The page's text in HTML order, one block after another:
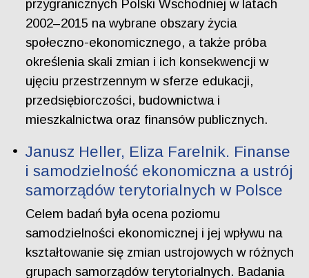
przygranicznych Polski Wschodniej w latach
2002–2015 na wybrane obszary życia
społeczno-ekonomicznego, a także próba
określenia skali zmian i ich konsekwencji w
ujęciu przestrzennym w sferze edukacji,
przedsiębiorczości, budownictwa i
mieszkalnictwa oraz finansów publicznych.
Janusz Heller, Eliza Farelnik. Finanse
i samodzielność ekonomiczna a ustrój
samorządów terytorialnych w Polsce
Celem badań była ocena poziomu
samodzielności ekonomicznej i jej wpływu na
kształtowanie się zmian ustrojowych w różnych
grupach samorządów terytorialnych. Badania